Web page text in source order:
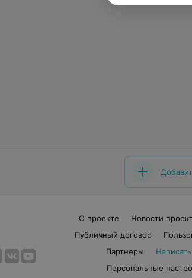
О проекте Новости
Публичный договор
Партнеры
Персональные